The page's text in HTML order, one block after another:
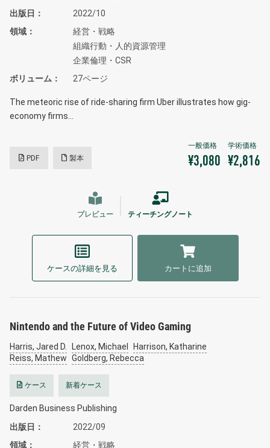
出版日
2022/10
領域
経営・戦略
組織行動・人的資源管理
企業倫理・CSR
ボリューム
27ページ
The meteoric rise of ride-sharing firm Uber illustrates how gig-
economy firms…
PDF 製本 ¥3,080 ¥2,816
プレビュー ティーチングノート
ケースの詳細を見る カートに追加
Nintendo and the Future of Video Gaming
Harris, Jared D. Lenox, Michael Harrison, Katharine
Reiss, Mathew Goldberg, Rebecca
ケース 新着ケース
Darden Business Publishing
出版日
2022/09
領域
経営・戦略